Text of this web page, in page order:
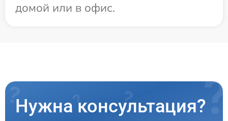
домой или в офис.
Нужна консультация?